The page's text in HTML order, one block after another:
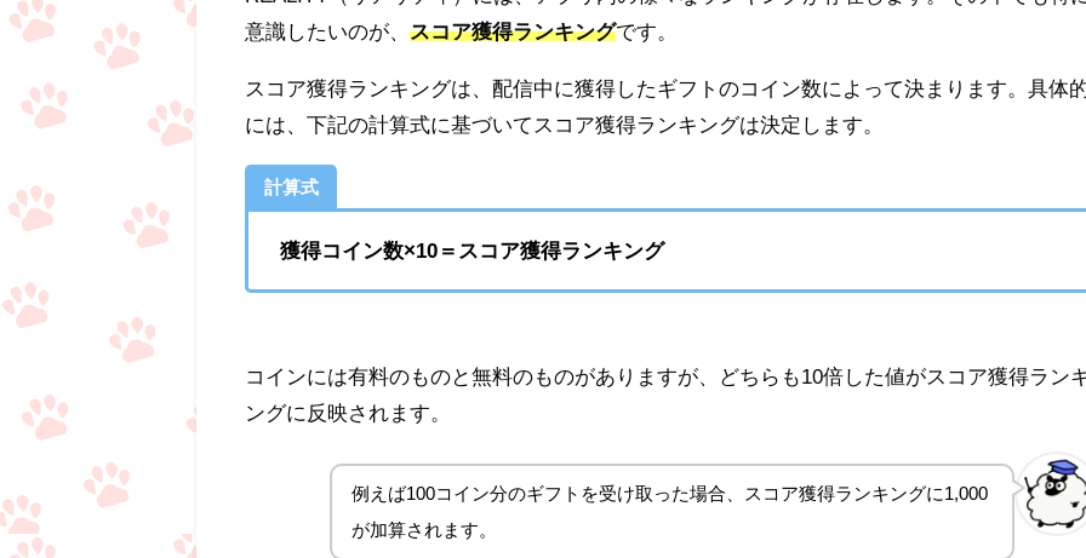
意識したいのが、スコア獲得ランキングです。
スコア獲得ランキングは、配信中に獲得したギフトのコイン数によって決まります。具体
には、下記の計算式に基づいてスコア獲得ランキングは決定します。
計算式
獲得コイン数×10＝スコア獲得ランキング
コインには有料のものと無料のものがありますが、どちらも10倍した値がスコア獲得ラン
ングに反映されます。
例えば100コイン分のギフトを受け取った場合、スコア獲得ランキングに1,000
が加算されます。